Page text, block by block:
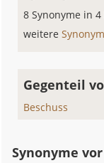
8 Synonyme in
weitere
Gegenteil
Beschuss
Synonyme vor